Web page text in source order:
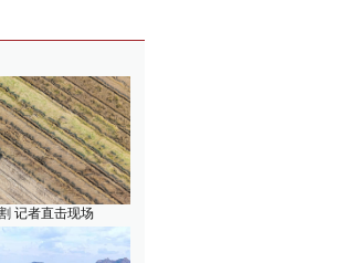
记者直击现场